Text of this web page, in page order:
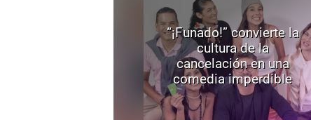
“¡Funado!” convierte la
cultura de la
cancelación en una
comedia imperdible